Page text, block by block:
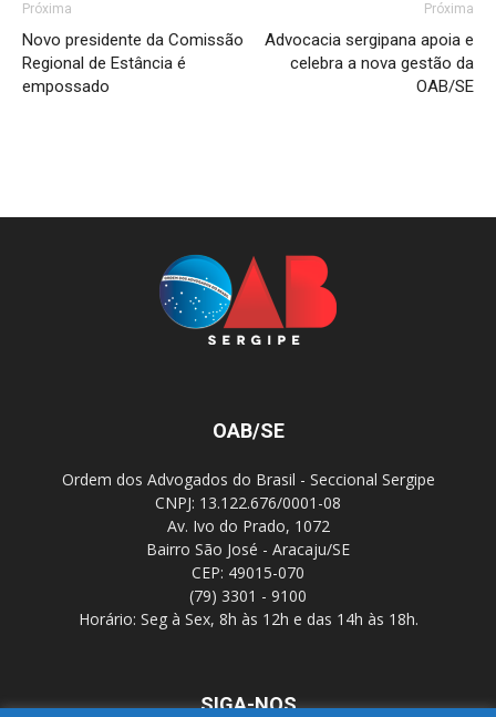
Próxima
Novo presidente da Comissão
Regional de Estância é
empossado
Próxima
Advocacia sergipana apoia e
celebra a nova gestão da
OAB/SE
OAB/SE
Ordem dos Advogados do Brasil - Seccional Sergipe
CNPJ: 13.122.676/0001-08
Av. Ivo do Prado, 1072
Bairro São José - Aracaju/SE
CEP: 49015-070
(79) 3301 - 9100
Horário: Seg à Sex, 8h às 12h e das 14h às 18h.
SIGA-NOS